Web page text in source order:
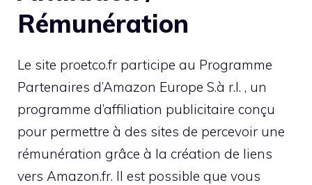
Rémunération
Le site proetco.fr participe au Programme
Partenaires d’Amazon Europe S.à r.l. , un
programme d’affiliation publicitaire conçu
pour permettre à des sites de percevoir une
rémunération grâce à la création de liens
vers Amazon.fr. Il est possible que vous